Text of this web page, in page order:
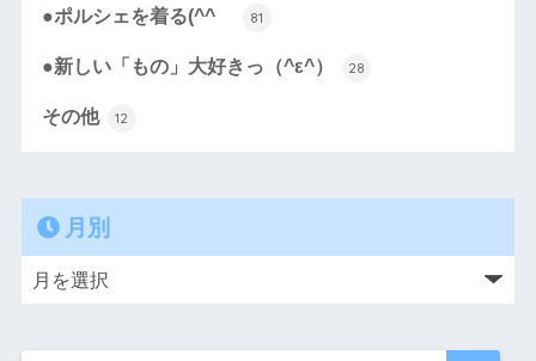
●ポルシェを着る(^^ゞ 81
●新しい「もの」大好きっ（^ε^） 28
その他 12
月別